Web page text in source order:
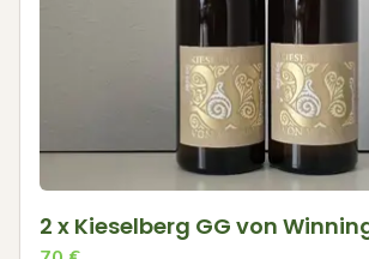
2 x Kieselberg GG von